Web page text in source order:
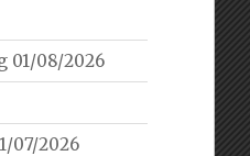
01/08/2026
07/2026